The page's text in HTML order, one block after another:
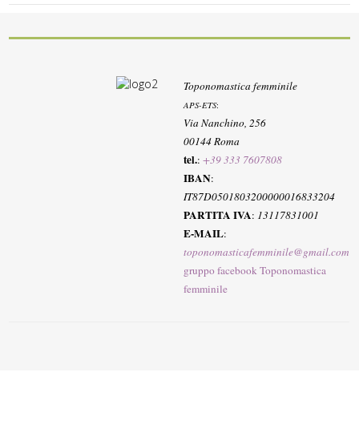
Toponomastica femminile
APS-ETS:
Via Nanchino, 256
00144 Roma
tel.:+39 333 7607808
IBAN:
IT87D0501803200000016833204
PARTITA IVA: 13117831001
E-MAIL:
toponomasticafemminile@gmail.com
gruppo facebook Toponomastica
femminile